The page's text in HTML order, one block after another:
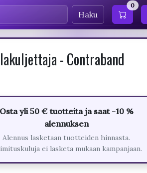
Haku
0
- Contraband
Osta yli 50 € tuotteita ja saat -10 %
alennuksen
Alennus lasketaan tuotteiden hinnasta.
ei lasketa mukaan kampanjaan.